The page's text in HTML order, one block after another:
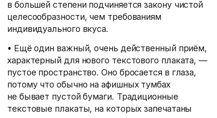
в большей степени подчиняется закону чистой
целесообразности, чем требованиям
индивидуального вкуса.
• Ещё один важный, очень действенный приём,
характерный для нового текстового плаката, —
пустое пространство. Оно бросается в глаза,
потому что обычно на афишных тумбах
не бывает пустой бумаги. Традиционные
текстовые плакаты, на которых запечатаны